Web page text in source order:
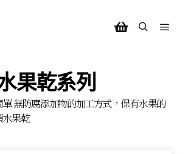
果乾系列
無防腐添加物的加工方式，保有水果的
水果乾